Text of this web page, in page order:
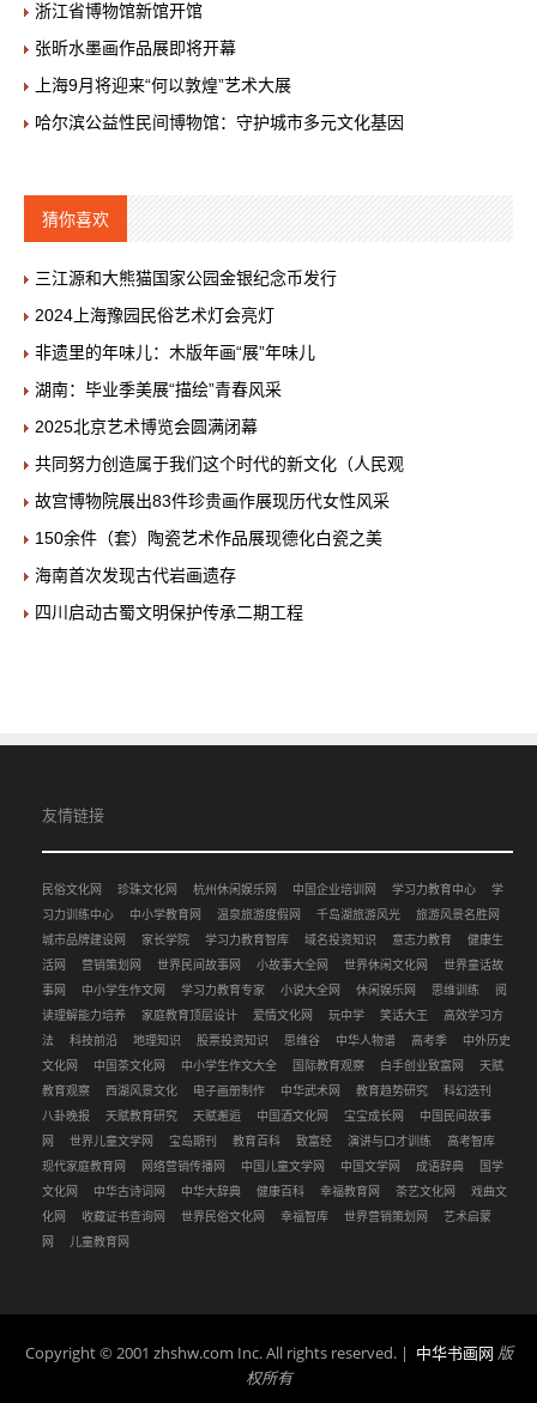
浙江省博物馆新馆开馆
张昕水墨画作品展即将开幕
上海9月将迎来“何以敦煌”艺术大展
哈尔滨公益性民间博物馆：守护城市多元文化基因
猜你喜欢
三江源和大熊猫国家公园金银纪念币发行
2024上海豫园民俗艺术灯会亮灯
非遗里的年味儿：木版年画“展”年味儿
湖南：毕业季美展“描绘”青春风采
2025北京艺术博览会圆满闭幕
共同努力创造属于我们这个时代的新文化（人民观
故宫博物院展出83件珍贵画作展现历代女性风采
150余件（套）陶瓷艺术作品展现德化白瓷之美
海南首次发现古代岩画遗存
四川启动古蜀文明保护传承二期工程
友情链接
民俗文化网 珍珠文化网 杭州休闲娱乐网 中国企业培训网 学习力教育中心
学
习力训练中心
中小学教育网 温泉旅游度假网 千岛湖旅游风光
旅游风景名胜网
城市品牌建设网
家长学院 学习力教育智库 域名投资知识 意志力教育
健康生
活网
营销策划网 世界民间故事网 小故事大全网 世界休闲文化网
世界童话故
事网
中小学生作文网 学习力教育专家 小说大全网 休闲娱乐网 思维训练
阅
读理解能力培养
家庭教育顶层设计 爱情文化网 玩中学 笑话大王
高效学习方
法
科技前沿 地理知识 股票投资知识 思维谷 中华人物谱 高考季
中外历史
文化网
中国茶文化网 中小学生作文大全 国际教育观察 白手创业致富网
天赋
教育观察
西湖风景文化 电子画册制作 中华武术网 教育趋势研究
科幻选刊
八卦晚报
天赋教育研究 天赋邂逅 中国酒文化网 宝宝成长网
中国民间故事
网
世界儿童文学网 宝岛期刊 教育百科 致富经 演讲与口才训练
高考智库
现代家庭教育网
网络营销传播网 中国儿童文学网 中国文学网 成语辞典
国学
文化网
中华古诗词网 中华大辞典 健康百科 幸福教育网 茶艺文化网
戏曲文
化网
收藏证书查询网 世界民俗文化网 幸福智库 世界营销策划网
艺术启蒙
网
儿童教育网
Copyright © 2001 zhshw.com Inc. All rights reserved. | 中华书画网 版
权所有